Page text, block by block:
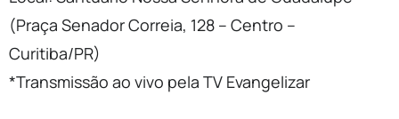
(Praça Senador Correia, 128 – Centro –
Curitiba/PR)
*Transmissão ao vivo pela TV Evangelizar